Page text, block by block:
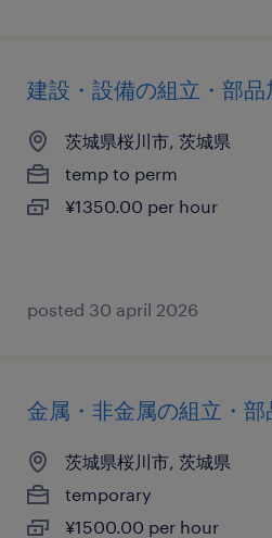
建設・設備の組立・部品
茨城県桜川市, 茨城県
temp to perm
¥1350.00 per hour
posted 30 april 2026
金属・非金属の組立・部
茨城県桜川市, 茨城県
temporary
¥1500.00 per hour